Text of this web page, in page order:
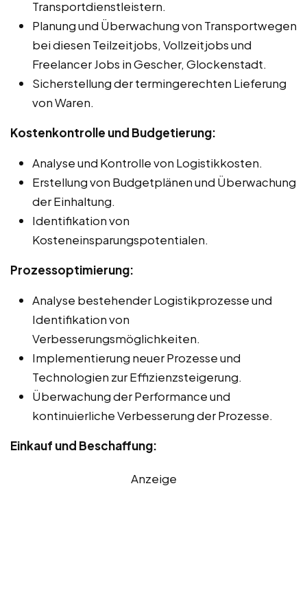
Transportdienstleistern.
Planung und Überwachung von Transportwegen
bei diesen Teilzeitjobs, Vollzeitjobs und
Freelancer Jobs in Gescher, Glockenstadt.
Sicherstellung der termingerechten Lieferung
von Waren.
Kostenkontrolle und Budgetierung:
Analyse und Kontrolle von Logistikkosten.
Erstellung von Budgetplänen und Überwachung
der Einhaltung.
Identifikation von
Kosteneinsparungspotentialen.
Prozessoptimierung:
Analyse bestehender Logistikprozesse und
Identifikation von
Verbesserungsmöglichkeiten.
Implementierung neuer Prozesse und
Technologien zur Effizienzsteigerung.
Überwachung der Performance und
kontinuierliche Verbesserung der Prozesse.
Einkauf und Beschaffung:
Anzeige